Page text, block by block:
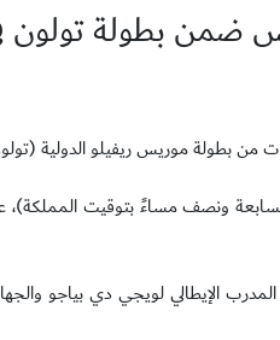
ونصف مساءً بتوقيت المملكة)،
الإيطالي لويجي دي بياجو